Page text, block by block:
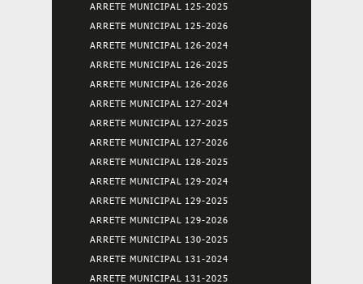
ARRETE MUNICIPAL 125-2025
ARRETE MUNICIPAL 125-2026
ARRETE MUNICIPAL 126-2024
ARRETE MUNICIPAL 126-2025
ARRETE MUNICIPAL 126-2026
ARRETE MUNICIPAL 127-2024
ARRETE MUNICIPAL 127-2025
ARRETE MUNICIPAL 127-2026
ARRETE MUNICIPAL 128-2025
ARRETE MUNICIPAL 129-2024
ARRETE MUNICIPAL 129-2025
ARRETE MUNICIPAL 129-2026
ARRETE MUNICIPAL 130-2025
ARRETE MUNICIPAL 131-2024
ARRETE MUNICIPAL 131-2025